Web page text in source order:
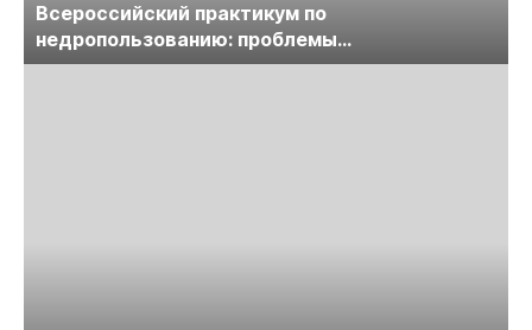
Всероссийский практикум по
недропользованию: проблемы
лицензирования, цифровизации, экспертизы